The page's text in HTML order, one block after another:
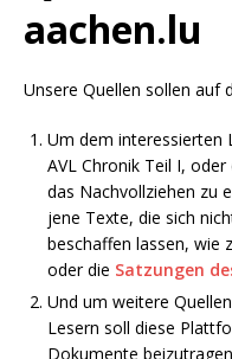
aachen.lu
Unsere Quellen sollen auf
Um dem interessierten
AVL Chronik Teil I,
das Nachvollziehen zu
jene Texte, die sich
beschaffen lassen, wie
oder die Satzungen
Und um weitere
Lesern soll diese
Dokumente